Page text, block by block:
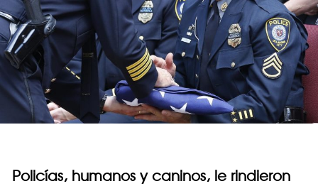
Policías, humanos y caninos, le rindieron